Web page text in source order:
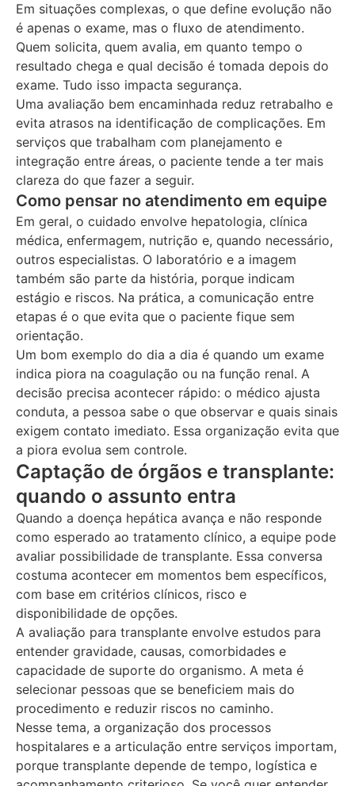
Em situações complexas, o que define evolução não
é apenas o exame, mas o fluxo de atendimento.
Quem solicita, quem avalia, em quanto tempo o
resultado chega e qual decisão é tomada depois do
exame. Tudo isso impacta segurança.
Uma avaliação bem encaminhada reduz retrabalho e
evita atrasos na identificação de complicações. Em
serviços que trabalham com planejamento e
integração entre áreas, o paciente tende a ter mais
clareza do que fazer a seguir.
Como pensar no atendimento em equipe
Em geral, o cuidado envolve hepatologia, clínica
médica, enfermagem, nutrição e, quando necessário,
outros especialistas. O laboratório e a imagem
também são parte da história, porque indicam
estágio e riscos. Na prática, a comunicação entre
etapas é o que evita que o paciente fique sem
orientação.
Um bom exemplo do dia a dia é quando um exame
indica piora na coagulação ou na função renal. A
decisão precisa acontecer rápido: o médico ajusta
conduta, a pessoa sabe o que observar e quais sinais
exigem contato imediato. Essa organização evita que
a piora evolua sem controle.
Captação de órgãos e transplante:
quando o assunto entra
Quando a doença hepática avança e não responde
como esperado ao tratamento clínico, a equipe pode
avaliar possibilidade de transplante. Essa conversa
costuma acontecer em momentos bem específicos,
com base em critérios clínicos, risco e
disponibilidade de opções.
A avaliação para transplante envolve estudos para
entender gravidade, causas, comorbidades e
capacidade de suporte do organismo. A meta é
selecionar pessoas que se beneficiem mais do
procedimento e reduzir riscos no caminho.
Nesse tema, a organização dos processos
hospitalares e a articulação entre serviços importam,
porque transplante depende de tempo, logística e